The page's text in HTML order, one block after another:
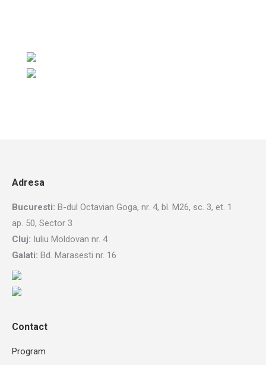
Adresa
Bucuresti: B-dul Octavian Goga, nr. 4, bl. M26, sc. 3, et. 1
ap. 50, Sector 3
Cluj: Iuliu Moldovan nr. 4
Galati: Bd. Marasesti nr. 16
Contact
Program